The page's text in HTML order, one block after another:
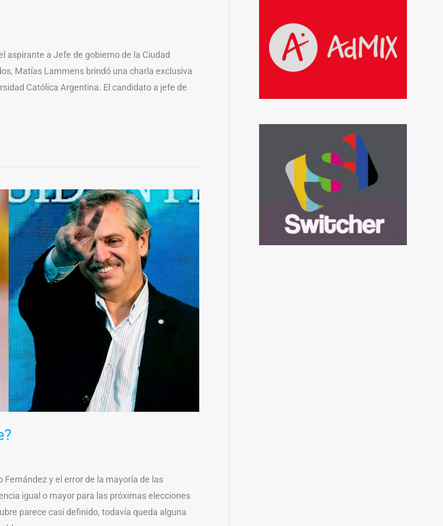
aspirante a Jefe de gobierno de la Ciudad
Matías Lammens brindó una charla exclusiva
Católica Argentina. El candidato a jefe de
y el error de la mayoría de las
igual o mayor para las próximas elecciones
parece casi definido, todavía queda alguna